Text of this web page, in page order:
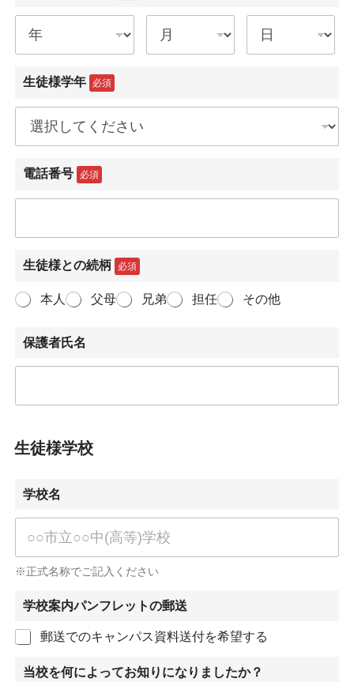
生徒様学年 必須
電話番号 必須
生徒様との続柄 必須
本人 父母 兄弟 担任 その他
保護者氏名
生徒様学校
学校名
※正式名称でご記入ください
学校案内パンフレットの郵送
郵送でのキャンパス資料送付を希望する
当校を何によってお知りになりましたか？